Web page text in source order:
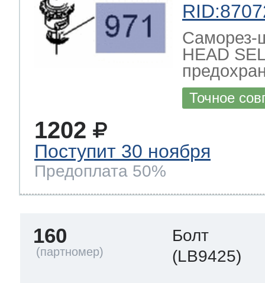
Саморез-
HEAD
Точное
1202
Поступит 30 ноября
Предоплата 50%
160
Болт
(LB9425)